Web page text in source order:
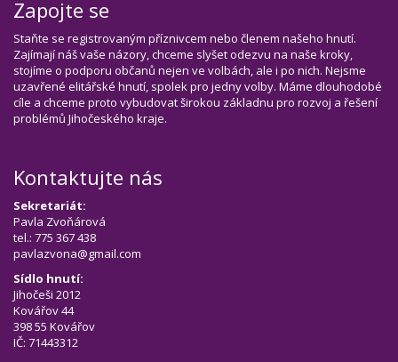
Zapojte se
Staňte se registrovaným příznivcem nebo členem našeho hnutí.
Zajímají náš vaše názory, chceme slyšet odezvu na naše kroky,
stojíme o podporu občanů nejen ve volbách, ale i po nich. Nejsme
uzavřené elitářské hnutí, spolek pro jedny volby. Máme dlouhodobé
cíle a chceme proto vybudovat širokou základnu pro rozvoj a řešení
problémů Jihočeského kraje.
Kontaktujte nás
Sekretariát:
Pavla Zvoňárová
tel.: 775 367 438
pavlazvona@gmail.com
Sídlo hnutí:
Jihočeši 2012
Kovářov 44
398 55 Kovářov
IČ: 71443312